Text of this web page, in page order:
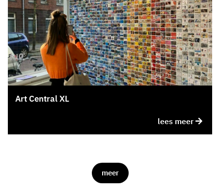
Art Central XL
lees meer
meer